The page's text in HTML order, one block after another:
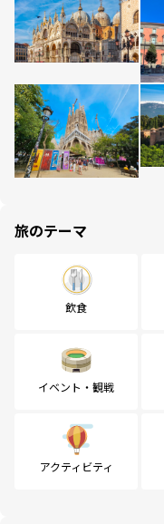
旅のテーマ
飲食
イベント・観戦
アクティビティ